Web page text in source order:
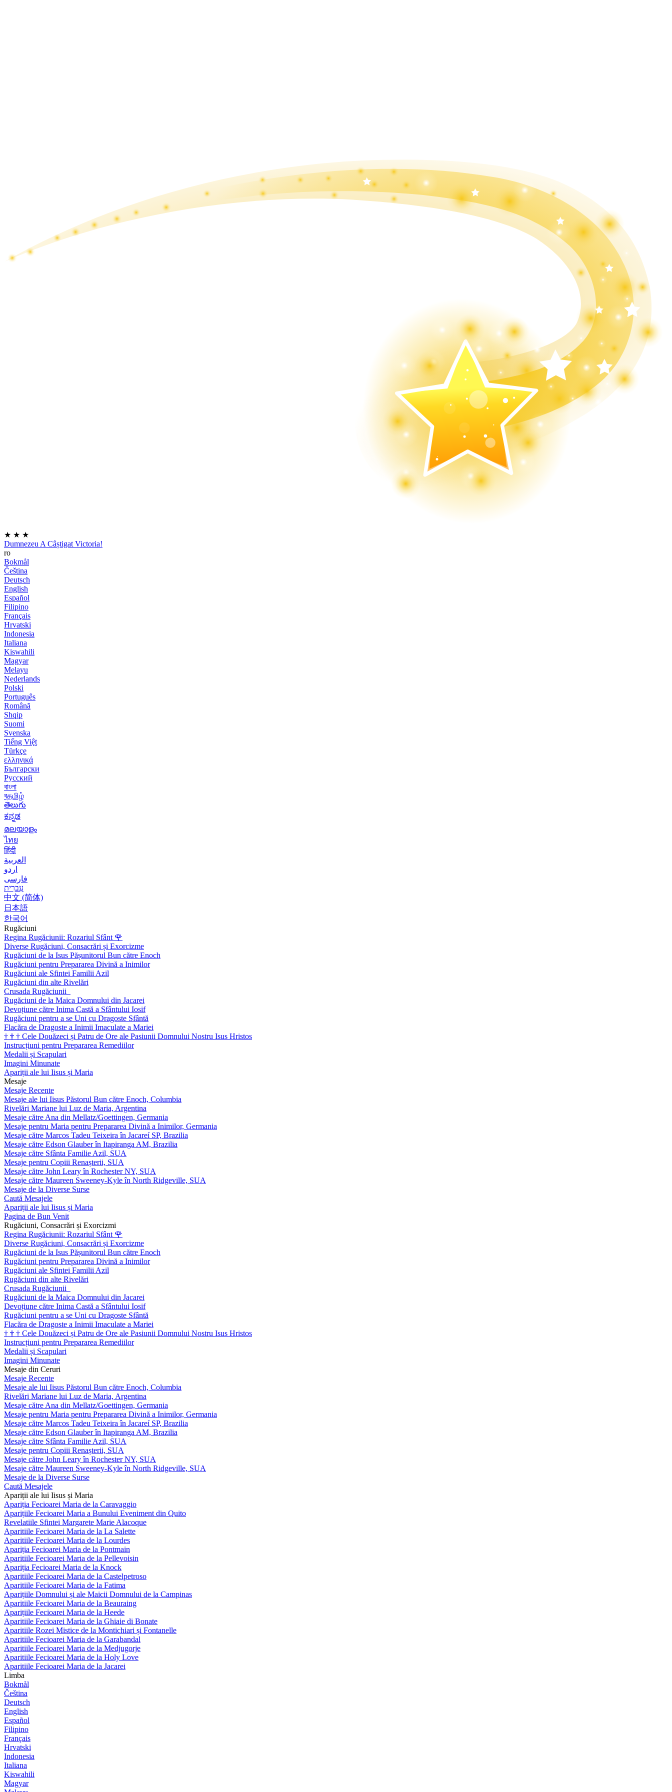
★ ★ ★
Dumnezeu A Câștigat Victoria!
ro
Bokmål
Čeština
Deutsch
English
Español
Filipino
Français
Hrvatski
Indonesia
Italiana
Kiswahili
Magyar
Melayu
Nederlands
Polski
Português
Română
Shqip
Suomi
Svenska
Tiếng Việt
Türkçe
ελληνικά
Български
Русский
বাংলা
বதமிழ்
తెలుగు
ಕನ್ನಡ
മലയാളം
ไทย
हिंदी
العربية
اردو
فارسی
עִברִית
中文 (简体)
日本語
한국어
Rugăciuni
Regina Rugăciunii: Rozariul Sfânt 🌹
Diverse Rugăciuni, Consacrări și Exorcizme
Rugăciuni de la Isus Pășunitorul Bun către Enoch
Rugăciuni pentru Prepararea Divină a Inimilor
Rugăciuni ale Sfintei Familii Azil
Rugăciuni din alte Rivelări
Crusada Rugăciunii
Rugăciuni de la Maica Domnului din Jacarei
Devoțiune către Inima Castă a Sfântului Iosif
Rugăciuni pentru a se Uni cu Dragoste Sfântă
Flacăra de Dragoste a Inimii Imaculate a Mariei
† † † Cele Douăzeci și Patru de Ore ale Pasiunii Domnului Nostru Isus Hristos
Instrucțiuni pentru Prepararea Remediilor
Medalii și Scapulari
Imagini Minunate
Apariții ale lui Iisus și Maria
Mesaje
Mesaje Recente
Mesaje ale lui Iisus Păstorul Bun către Enoch, Columbia
Rivelări Mariane lui Luz de Maria, Argentina
Mesaje către Ana din Mellatz/Goettingen, Germania
Mesaje pentru Maria pentru Prepararea Divină a Inimilor, Germania
Mesaje către Marcos Tadeu Teixeira în Jacareí SP, Brazilia
Mesaje către Edson Glauber în Itapiranga AM, Brazilia
Mesaje către Sfânta Familie Azil, SUA
Mesaje pentru Copiii Renașterii, SUA
Mesaje către John Leary în Rochester NY, SUA
Mesaje către Maureen Sweeney-Kyle în North Ridgeville, SUA
Mesaje de la Diverse Surse
Caută Mesajele
Apariții ale lui Iisus și Maria
Pagina de Bun Venit
Rugăciuni, Consacrări și Exorcizmi
Regina Rugăciunii: Rozariul Sfânt 🌹
Diverse Rugăciuni, Consacrări și Exorcizme
Rugăciuni de la Isus Pășunitorul Bun către Enoch
Rugăciuni pentru Prepararea Divină a Inimilor
Rugăciuni ale Sfintei Familii Azil
Rugăciuni din alte Rivelări
Crusada Rugăciunii
Rugăciuni de la Maica Domnului din Jacarei
Devoțiune către Inima Castă a Sfântului Iosif
Rugăciuni pentru a se Uni cu Dragoste Sfântă
Flacăra de Dragoste a Inimii Imaculate a Mariei
† † † Cele Douăzeci și Patru de Ore ale Pasiunii Domnului Nostru Isus Hristos
Instrucțiuni pentru Prepararea Remediilor
Medalii și Scapulari
Imagini Minunate
Mesaje din Ceruri
Mesaje Recente
Mesaje ale lui Iisus Păstorul Bun către Enoch, Columbia
Rivelări Mariane lui Luz de Maria, Argentina
Mesaje către Ana din Mellatz/Goettingen, Germania
Mesaje pentru Maria pentru Prepararea Divină a Inimilor, Germania
Mesaje către Marcos Tadeu Teixeira în Jacareí SP, Brazilia
Mesaje către Edson Glauber în Itapiranga AM, Brazilia
Mesaje către Sfânta Familie Azil, SUA
Mesaje pentru Copiii Renașterii, SUA
Mesaje către John Leary în Rochester NY, SUA
Mesaje către Maureen Sweeney-Kyle în North Ridgeville, SUA
Mesaje de la Diverse Surse
Caută Mesajele
Apariții ale lui Iisus și Maria
Apariția Fecioarei Maria de la Caravaggio
Aparițiile Fecioarei Maria a Bunului Eveniment din Quito
Revelatiile Sfintei Margarete Marie Alacoque
Aparitiile Fecioarei Maria de la La Salette
Aparitiile Fecioarei Maria de la Lourdes
Apariția Fecioarei Maria de la Pontmain
Aparitiile Fecioarei Maria de la Pellevoisin
Apariția Fecioarei Maria de la Knock
Aparitiile Fecioarei Maria de la Castelpetroso
Aparitiile Fecioarei Maria de la Fatima
Aparițiile Domnului și ale Maicii Domnului de la Campinas
Aparitiile Fecioarei Maria de la Beauraing
Aparițiile Fecioarei Maria de la Heede
Aparitiile Fecioarei Maria de la Ghiaie di Bonate
Aparitiile Rozei Mistice de la Montichiari și Fontanelle
Aparitiile Fecioarei Maria de la Garabandal
Aparitiile Fecioarei Maria de la Medjugorje
Aparitiile Fecioarei Maria de la Holy Love
Aparitiile Fecioarei Maria de la Jacarei
Limba
Bokmål
Čeština
Deutsch
English
Español
Filipino
Français
Hrvatski
Indonesia
Italiana
Kiswahili
Magyar